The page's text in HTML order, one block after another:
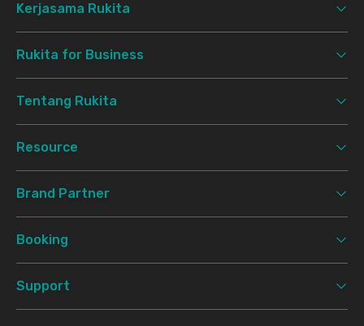
Kerjasama Rukita
Rukita for Business
Tentang Rukita
Resource
Brand Partner
Booking
Support